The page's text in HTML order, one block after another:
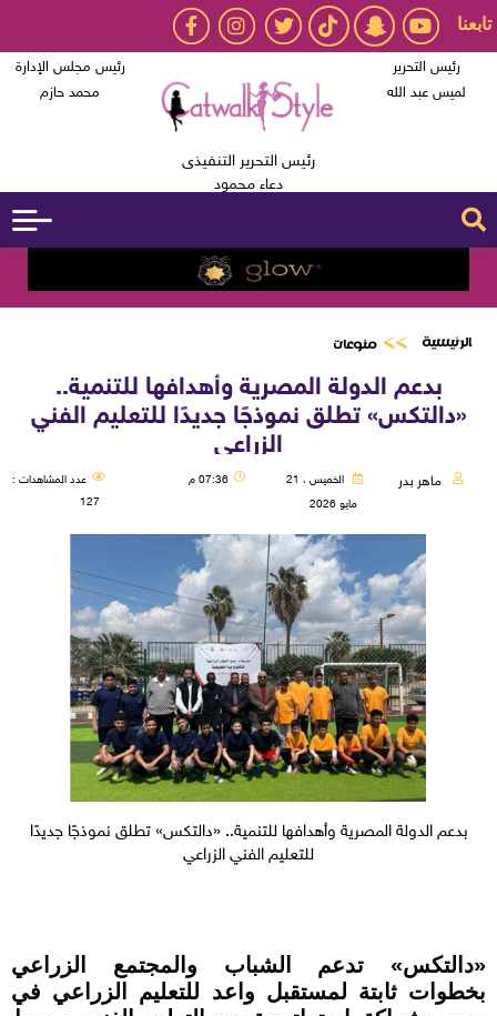
تابعنا
رئيس التحرير
لميس عبد الله
رئيس التحرير التنفيذى
دعاء محمود
رئيس مجلس الإدارة
محمد حازم
الرئيسية منوعات
بدعم الدولة المصرية وأهدافها للتنمية..
«دالتكس» تطلق نموذجًا جديدًا للتعليم الفني
الزراعي
ماهر بدر
الخميس ، 21
مايو 2026
07:36 م
عدد المشاهدات :
127
بدعم الدولة المصرية وأهدافها للتنمية.. «دالتكس» تطلق نموذجًا جديدًا
للتعليم الفني الزراعي
«دالتكس» تدعم الشباب والمجتمع الزراعي
بخطوات ثابتة لمستقبل واعد للتعليم الزراعي في